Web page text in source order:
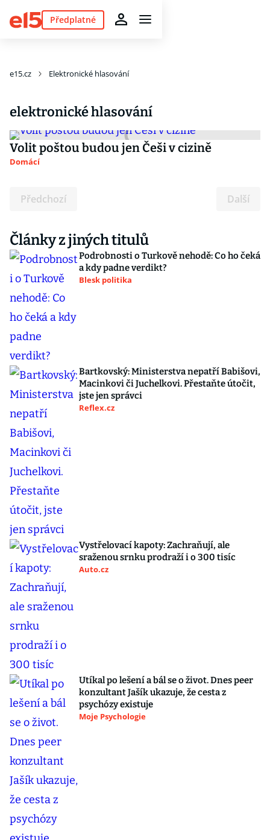
Předplatné
e15.cz Elektronické hlasování
elektronické hlasování
Volit poštou budou jen Češi v cizině
Domácí
Předchozí Další
Články z jiných titulů
Podrobnosti o Turkově nehodě: Co ho čeká
a kdy padne verdikt?
Blesk politika
Bartkovský: Ministerstva nepatří Babišovi,
Macinkovi či Juchelkovi. Přestaňte útočit,
jste jen správci
Reflex.cz
Vystřelovací kapoty: Zachraňují, ale
sraženou srnku prodraží i o 300 tisíc
Auto.cz
Utíkal po lešení a bál se o život. Dnes peer
konzultant Jašík ukazuje, že cesta z
psychózy existuje
Moje Psychologie